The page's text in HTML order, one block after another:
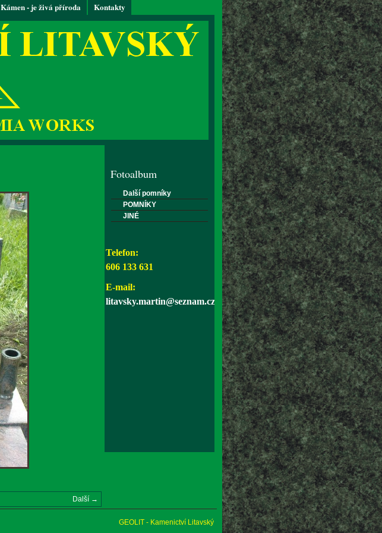
Kámen - je živá příroda Kontakty
Fotoalbum
Další pomníky
POMNÍKY
JINÉ
Telefon:
606 133 631
E-mail:
litavsky.martin@seznam.cz
Další →
GEOLIT - Kamenictví Litavský